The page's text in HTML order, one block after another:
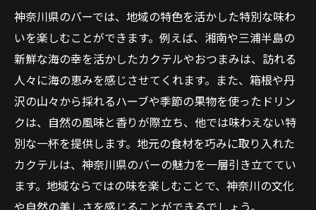
神奈川県のバーでは、地域の特色を活かした特別な味わ
いを楽しむことができます。例えば、湘南や三浦半島の
新鮮な海の幸を活かしたカクテルやおつまみは、訪れる
人々に海の恵みを感じさせてくれます。また、箱根や丹
沢の山々から採れるハーブや季節の果物を使ったドリン
クは、自然の風味と香りが際立ち、他では味わえない特
別な一杯を提供します。地元の食材を巧みに取り入れた
カクテルは、神奈川県のバーの魅力を一層引き立ててい
ます。地域ならではの味を楽しむことで、神奈川の文化
や自然の美しさを感じることができるでしょう。